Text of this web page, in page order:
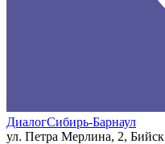
ДиалогСибирь-Барнаул
ул. Петра Мерлина, 2, Бийск